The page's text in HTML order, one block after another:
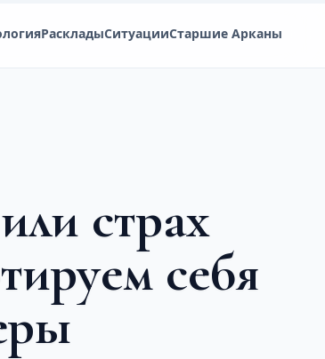
РаскладыСитуацииСтаршие Арканы
страх
себя